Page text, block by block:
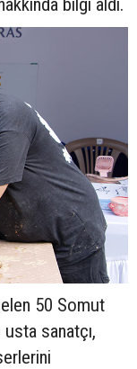
50 Somut
usta sanatçı,